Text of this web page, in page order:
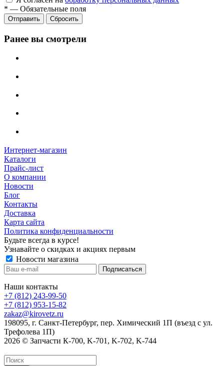
* — Обязательные поля
Сбросить
Ранее вы смотрели
Интернет-магазин
Каталоги
Прайс-лист
О компании
Новости
Блог
Контакты
Доставка
Карта сайта
Политика конфиденциальности
Будьте всегда в курсе!
Узнавайте о скидках и акциях первым
Новости магазина
Наши контакты
+7 (812) 243-99-50
+7 (812) 953-15-82
zakaz@kirovetz.ru
198095, г. Санкт-Петербург, пер. Химический 1П (въезд с ул.
Трефолева 1П)
2026 © Запчасти К-700, K-701, K-702, K-744